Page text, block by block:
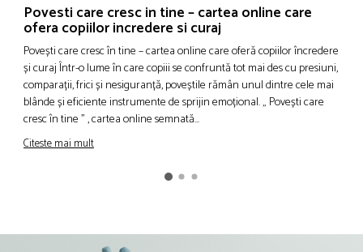
Povesti care cresc in tine – cartea online care
ofera copiilor incredere si curaj
Povești care cresc în tine – cartea online care oferă copiilor încredere
și curaj Într-o lume în care copiii se confruntă tot mai des cu presiuni,
comparații, frici și nesiguranță, poveștile rămân unul dintre cele mai
blânde și eficiente instrumente de sprijin emoțional. „ Povești care
cresc în tine ” , cartea online semnată...
Citeste mai mult